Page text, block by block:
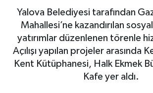
Yalova Belediyesi tarafından
Mahallesi’ne kazandırılan
yatırımlar düzenlenen törenle
Açılışı yapılan projeler arasında
Kent Kütüphanesi, Halk Ekmek
Kafe yer aldı.
Yaşam